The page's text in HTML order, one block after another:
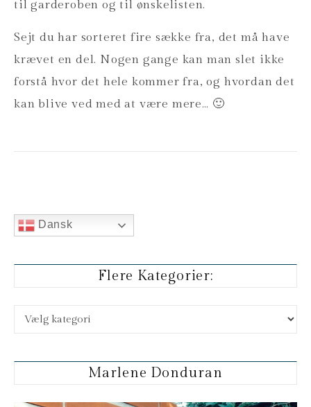
til garderoben og til ønskelisten.
Sejt du har sorteret fire sække fra, det må have
krævet en del. Nogen gange kan man slet ikke
forstå hvor det hele kommer fra, og hvordan det
kan blive ved med at være mere… 🙂
Dansk
Flere Kategorier:
Flere kategorier:
Marlene Donduran